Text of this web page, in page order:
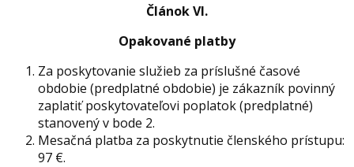
Článok VI.
Opakované platby
Za poskytovanie služieb za príslušné časové
obdobie (predplatné obdobie) je zákazník povinný
zaplatiť poskytovateľovi poplatok (predplatné)
stanovený v bode 2.
Mesačná platba za poskytnutie členského prístupu:
97 €.